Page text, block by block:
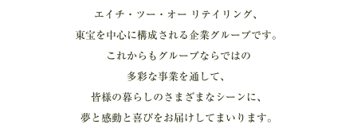
エイチ・ツー・オー リテイリング、
東宝を中心に構成される企業グループです。
これからもグループならではの
多彩な事業を通して、
皆様の暮らしのさまざまなシーンに、
夢と感動と喜びをお届けしてまいります。